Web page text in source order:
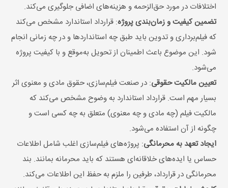
اختلافات در مورد حق‌الزحمه و هزینه‌های اضافی جلوگیری می‌کند.
تضمین کیفیت و زمان‌بندی پروژه: قرارداد استاندارد مشخص می‌کند
که فیلم‌برداری و تدوین باید طبق چه استانداردها و در چه زمانی انجام
شود. این موضوع باعث اطمینان از تحویل به‌موقع و با کیفیت پروژه
می‌شود.
تعیین مالکیت حقوقی: در صنعت فیلم‌سازی، حقوق مادی و معنوی اثر
بسیار مهم است. قرارداد استاندارد به وضوح مشخص می‌کند که
مالکیت فیلم (چه مادی و چه معنوی) متعلق به چه کسی است و
چگونه از آن استفاده می‌شود.
ایجاد تعهد به محرمانگی: پروژه‌های فیلم‌سازی اغلب شامل اطلاعات
حساس یا ایده‌های خلاقانه‌ای هستند که باید محرمانه بمانند. بند
محرمانگی در قرارداد، طرفین را ملزم به حفظ این اطلاعات می‌کند.